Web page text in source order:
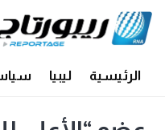
الرئيسية ليبيا